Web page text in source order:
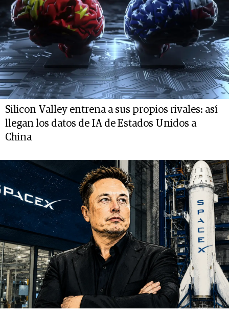
Silicon Valley entrena a sus propios rivales: así
llegan los datos de IA de Estados Unidos a
China